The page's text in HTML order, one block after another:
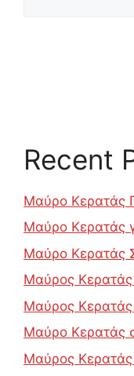
Recent
Μαύρο Κερατάς
Μαύρο Κερατάς
Μαύρο Κερατάς
Μαύρος
Μαύρος
Μαύρο Κερατάς
Μαύρος Κερατάς